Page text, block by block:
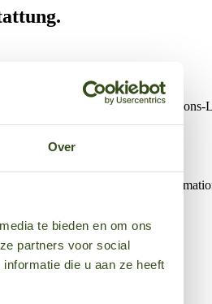
Over
te bieden en om ons
partners voor social
die u aan ze heeft
einer Shell Recharge Solutions-
erfolgen. Weitere